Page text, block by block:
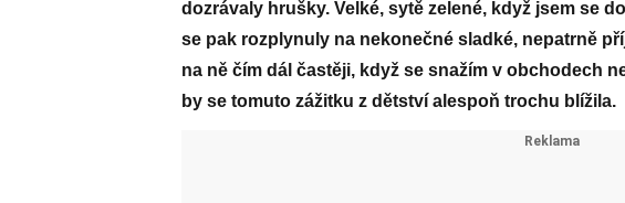
dozrávaly hrušky. Velké, sytě zelené, když jsem se
se pak rozplynuly na nekonečné sladké, nepatrně
na ně čím dál častěji, když se snažím v obchodech
by se tomuto zážitku z dětství alespoň trochu blížila.